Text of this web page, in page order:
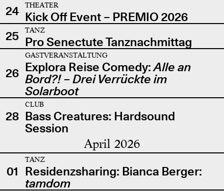
24
THEATER
Kick Off Event – PREMIO 2026
25
TANZ
Pro Senectute Tanznachmittag
26
GASTVERANSTALTUNG
Explora Reise Comedy:Alle an
Bord?! – Drei Verrückte im
Solarboot
28
CLUB
Bass Creatures: Hardsound
Session
April 2026
01
TANZ
Residenzsharing: Bianca Berger:
tamdom